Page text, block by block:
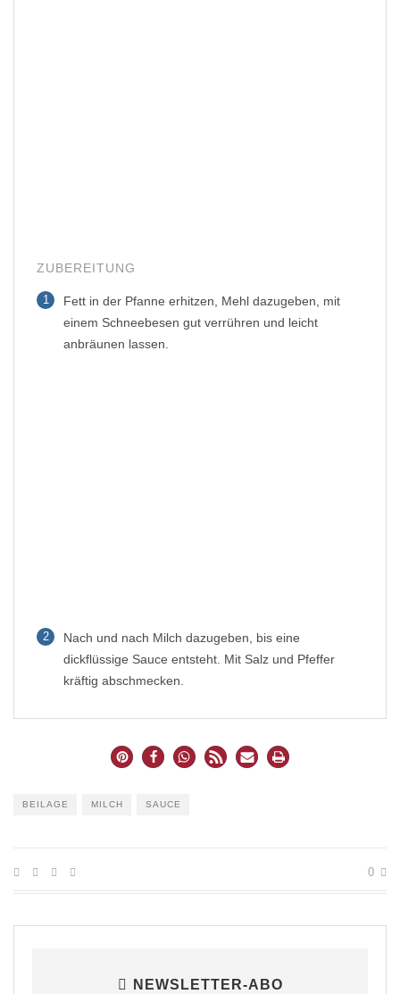
ZUBEREITUNG
1
Fett in der Pfanne erhitzen, Mehl dazugeben, mit
einem Schneebesen gut verrühren und leicht
anbräunen lassen.
2
Nach und nach Milch dazugeben, bis eine
dickflüssige Sauce entsteht. Mit Salz und Pfeffer
kräftig abschmecken.
BEILAGE MILCH SAUCE
0
NEWSLETTER-ABO